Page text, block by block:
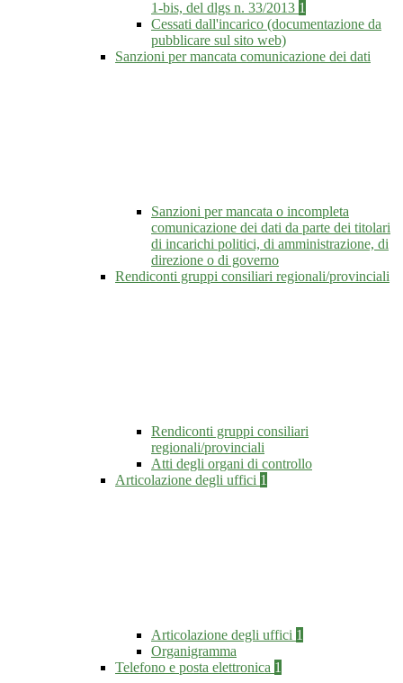
1-bis, del dlgs n. 33/2013 1
Cessati dall'incarico (documentazione da
pubblicare sul sito web)
Sanzioni per mancata comunicazione dei dati
Sanzioni per mancata o incompleta
comunicazione dei dati da parte dei titolari
di incarichi politici, di amministrazione, di
direzione o di governo
Rendiconti gruppi consiliari regionali/provinciali
Rendiconti gruppi consiliari
regionali/provinciali
Atti degli organi di controllo
Articolazione degli uffici 1
Articolazione degli uffici 1
Organigramma
Telefono e posta elettronica 1